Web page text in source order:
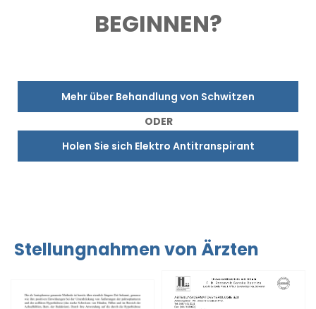
BEGINNEN?
Mehr über Behandlung von Schwitzen
ODER
Holen Sie sich Elektro Antitranspirant
Stellungnahmen von Ärzten